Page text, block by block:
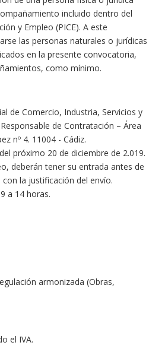
incluido dentro del
y Empleo (PICE). A este
las personas naturales o jurídicas
en la presente convocatoria,
como mínimo.
de Comercio, Industria, Servicios y
de Contratación – Área
nº 4. 11004 - Cádiz.
próximo 20 de diciembre de 2.019.
deberán tener su entrada antes de
la justificación del envío.
a 14 horas.
armonizada (Obras,
el IVA.